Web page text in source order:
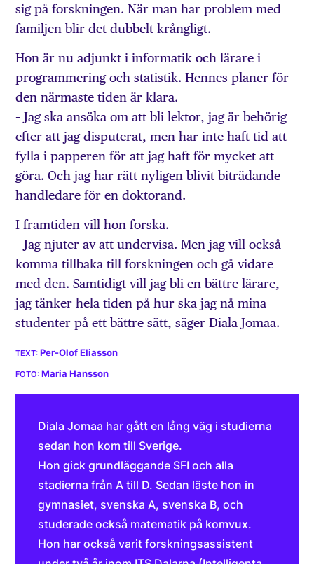
sig på forskningen. När man har problem med
familjen blir det dubbelt krångligt.
Hon är nu adjunkt i informatik och lärare i
programmering och statistik. Hennes planer för
den närmaste tiden är klara.
– Jag ska ansöka om att bli lektor, jag är behörig
efter att jag disputerat, men har inte haft tid att
fylla i papperen för att jag haft för mycket att
göra. Och jag har rätt nyligen blivit biträdande
handledare för en doktorand.
I framtiden vill hon forska.
– Jag njuter av att undervisa. Men jag vill också
komma tillbaka till forskningen och gå vidare
med den. Samtidigt vill jag bli en bättre lärare,
jag tänker hela tiden på hur ska jag nå mina
studenter på ett bättre sätt, säger Diala Jomaa.
Per-Olof Eliasson
Maria Hansson
Diala Jomaa har gått en lång väg i studierna
sedan hon kom till Sverige.
Hon gick grundläggande SFI och alla
stadierna från A till D. Sedan läste hon in
gymnasiet, svenska A, svenska B, och
studerade också matematik på komvux.
Hon har också varit forskningsassistent